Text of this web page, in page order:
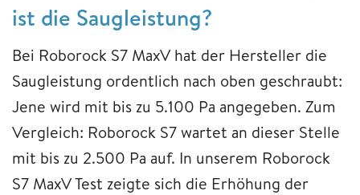
ist die Saugleistung?
Bei Roborock S7 MaxV hat der Hersteller die
Saugleistung ordentlich nach oben geschraubt:
Jene wird mit bis zu 5.100 Pa angegeben. Zum
Vergleich: Roborock S7 wartet an dieser Stelle
mit bis zu 2.500 Pa auf. In unserem Roborock
S7 MaxV Test zeigte sich die Erhöhung der